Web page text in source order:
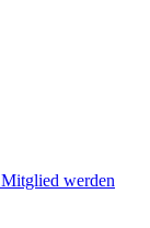
Mitglied werden